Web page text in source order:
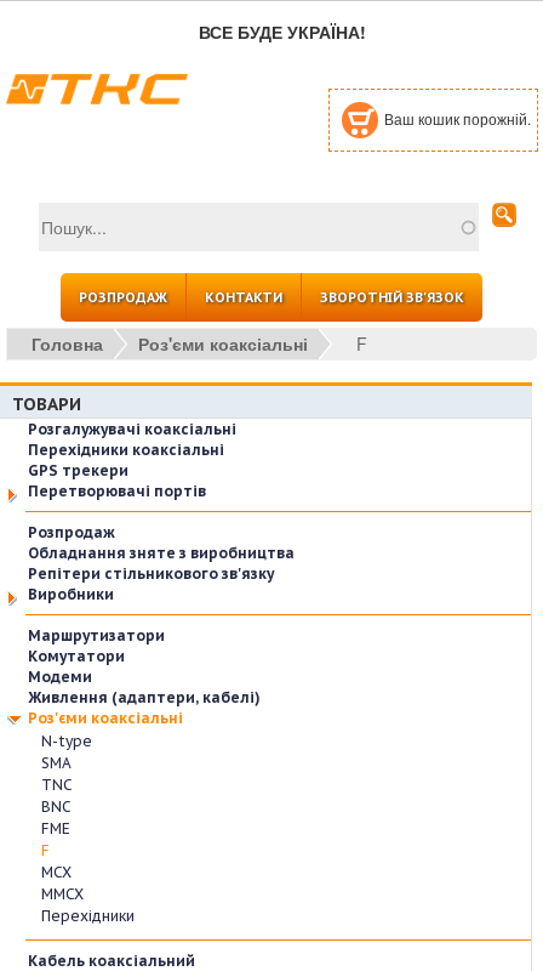
ВСЕ БУДЕ УКРАЇНА!
Ваш кошик порожній.
Пошукова форма
РОЗПРОДАЖ КОНТАКТИ ЗВОРОТНІЙ ЗВ'ЯЗОК
Головна Роз'єми коаксіальні F
ТОВАРИ
Розгалужувачі коаксіальні
Перехідники коаксіальні
GPS трекери
Перетворювачі портів
Розпродаж
Обладнання зняте з виробництва
Репітери стільникового зв'язку
Виробники
Маршрутизатори
Комутатори
Модеми
Живлення (адаптери, кабелі)
Роз'єми коаксіальні
N-type
SMA
TNC
BNC
FME
F
MCX
MMCX
Перехідники
Кабель коаксіальний